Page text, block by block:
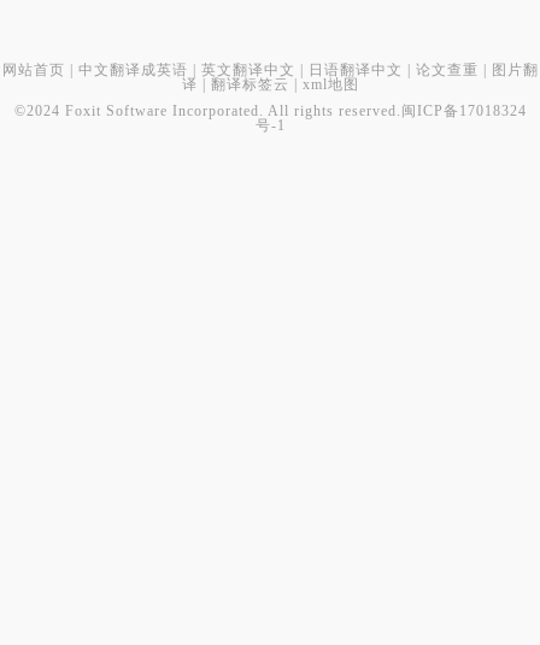
网站首页 中文翻译成英语 英文翻译中文 日语翻译中文 论文查重
图片翻
译
翻译标签云
xml地图
©2024 Foxit Software Incorporated. All rights reserved. 闽ICP备17018324
号-1